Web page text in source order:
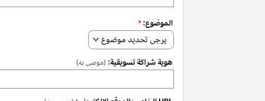
الموضوع:*
يرجى تحديد موضوع
هوية شراكة تسويقية: (موصى به)